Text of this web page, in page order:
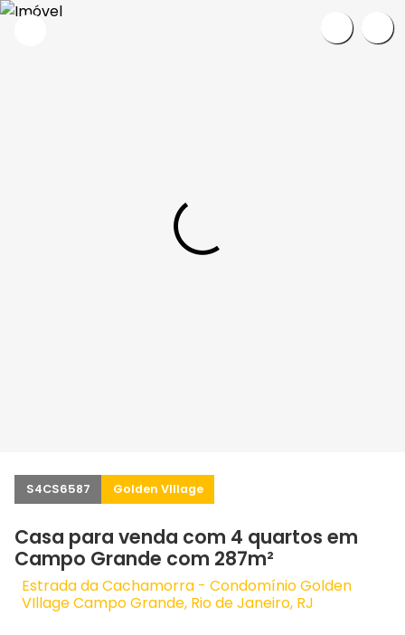
S4CS6587 Golden VIllage
Casa para venda com 4 quartos em
Campo Grande com 287m²
Estrada da Cachamorra - Condomínio Golden
VIllage Campo Grande, Rio de Janeiro, RJ